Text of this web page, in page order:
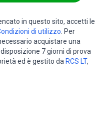
in questo sito, accetti le
di utilizzo . Per
acquistare una
7 giorni di prova
ed è gestito da RCS LT,